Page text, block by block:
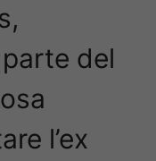
del
l’ex